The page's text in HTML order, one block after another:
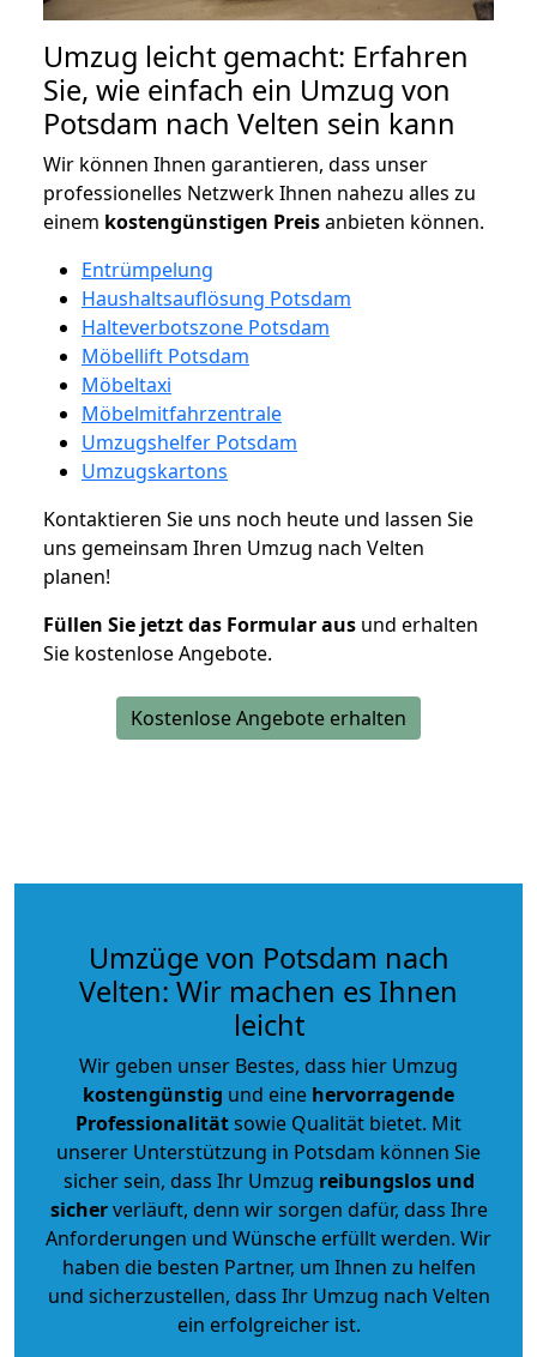
Umzug leicht gemacht: Erfahren
Sie, wie einfach ein Umzug von
Potsdam nach Velten sein kann
Wir können Ihnen garantieren, dass unser
professionelles Netzwerk Ihnen nahezu alles zu
einem kostengünstigen Preisanbieten können.
Entrümpelung
Haushaltsauflösung Potsdam
Halteverbotszone Potsdam
Möbellift Potsdam
Möbeltaxi
Möbelmitfahrzentrale
Umzugshelfer Potsdam
Umzugskartons
Kontaktieren Sie uns noch heute und lassen Sie
uns gemeinsam Ihren Umzug nach Velten
planen!
Füllen Sie jetzt das Formular aus und erhalten
Sie kostenlose Angebote.
Kostenlose Angebote erhalten
Umzüge von Potsdam nach
Velten: Wir machen es Ihnen
leicht
Wir geben unser Bestes, dass hier Umzug
kostengünstig und eine hervorragende
Professionalitätsowie Qualität bietet. Mit
unserer Unterstützung in Potsdam können Sie
sicher sein, dass Ihr Umzug reibungslos und
sicherverläuft, denn wir sorgen dafür, dass Ihre
Anforderungen und Wünsche erfüllt werden. Wir
haben die besten Partner, um Ihnen zu helfen
und sicherzustellen, dass Ihr Umzug nach Velten
ein erfolgreicher ist.